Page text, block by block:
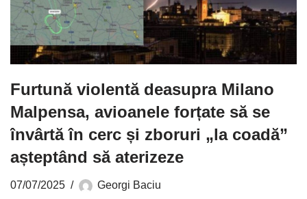
Furtună violentă deasupra Milano
Malpensa, avioanele forțate să se
învârtă în cerc și zboruri „la coadă”
așteptând să aterizeze
07/07/2025 Georgi Baciu